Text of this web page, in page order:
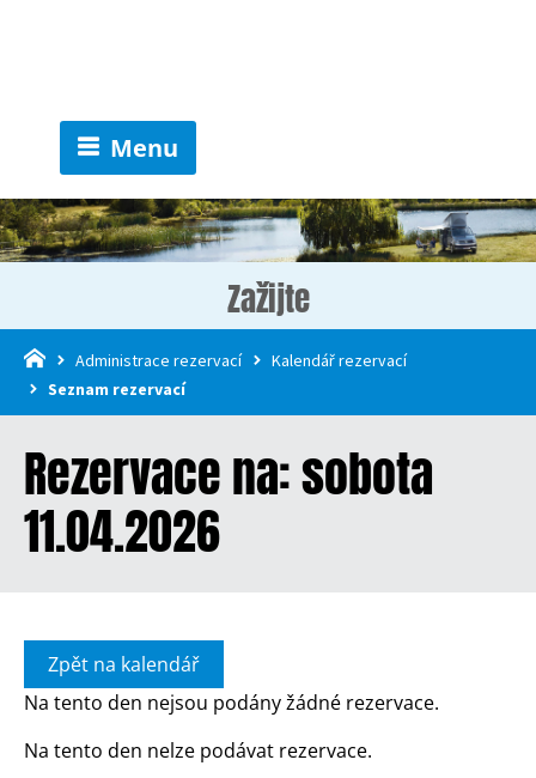
Menu
Zažijte
Administrace rezervací
Kalendář rezervací
Seznam rezervací
Rezervace na: sobota
11.04.2026
Zpět na kalendář
Na tento den nejsou podány žádné rezervace.
Na tento den nelze podávat rezervace.